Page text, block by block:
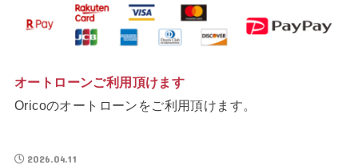
オートローンご利用頂けます
Oricoのオートローンをご利用頂けます。
2026.04.11